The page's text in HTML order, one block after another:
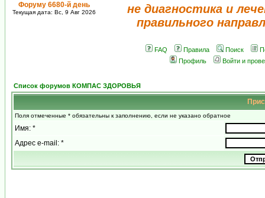
Форуму 6680-й день
Текущая дата: Вс, 9 Авг 2026
не диагностика и
правильного
FAQ Правила Поиск
Профиль
Войти и
Список форумов КОМПАС ЗДОРОВЬЯ
Поля отмеченные * обязательны к заполнению, если не указано обратное
Имя: *
Адрес e-mail: *